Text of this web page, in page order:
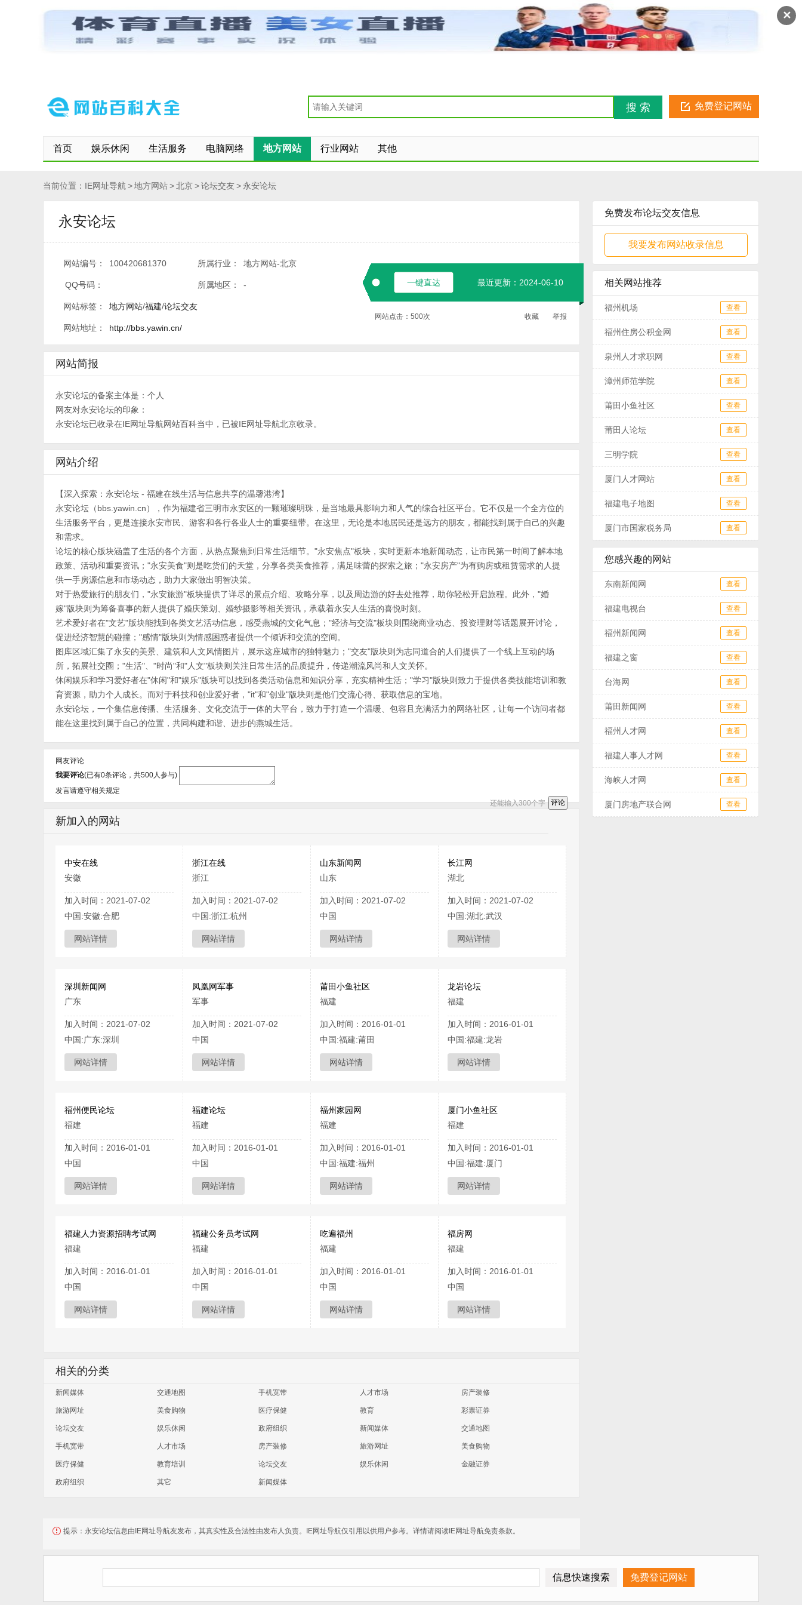
✕
网站首页 保存到桌面 快速登记网站 修改/删除信息 注册 登录 金币俱乐部
免费登记网站
搜 索
首页 娱乐休闲 生活服务 电脑网络 地方网站 行业网站 其他
当前位置： IE网址导航 >地方网站>北京>论坛交友> 永安论坛
永安论坛
网站编号： 100420681370 所属行业： 地方网站-北京
QQ号码： 所属地区： -
网站标签： 地方网站/福建/论坛交友
网站地址： http://bbs.yawin.cn/
一键直达 最近更新：2024-06-10
网站点击： 500次 收藏 举报
网站简报
永安论坛的备案主体是：个人
网友对永安论坛的印象：
永安论坛已收录在IE网址导航网站百科当中，已被IE网址导航北京收录。
网站介绍
【深入探索：永安论坛 - 福建在线生活与信息共享的温馨港湾】
永安论坛（bbs.yawin.cn），作为福建省三明市永安区的一颗璀璨明珠，是当地最具影响力和人气的综合社区平台。它不仅是一个全方位的
生活服务平台，更是连接永安市民、游客和各行各业人士的重要纽带。在这里，无论是本地居民还是远方的朋友，都能找到属于自己的兴趣
和需求。
论坛的核心版块涵盖了生活的各个方面，从热点聚焦到日常生活细节。"永安焦点"板块，实时更新本地新闻动态，让市民第一时间了解本地
政策、活动和重要资讯；"永安美食"则是吃货们的天堂，分享各类美食推荐，满足味蕾的探索之旅；"永安房产"为有购房或租赁需求的人提
供一手房源信息和市场动态，助力大家做出明智决策。
对于热爱旅行的朋友们，"永安旅游"板块提供了详尽的景点介绍、攻略分享，以及周边游的好去处推荐，助你轻松开启旅程。此外，"婚
嫁"版块则为筹备喜事的新人提供了婚庆策划、婚纱摄影等相关资讯，承载着永安人生活的喜悦时刻。
艺术爱好者在"文艺"版块能找到各类文艺活动信息，感受燕城的文化气息；"经济与交流"板块则围绕商业动态、投资理财等话题展开讨论，
促进经济智慧的碰撞；"感情"版块则为情感困惑者提供一个倾诉和交流的空间。
图库区域汇集了永安的美景、建筑和人文风情图片，展示这座城市的独特魅力；"交友"版块则为志同道合的人们提供了一个线上互动的场
所，拓展社交圈；"生活"、"时尚"和"人文"板块则关注日常生活的品质提升，传递潮流风尚和人文关怀。
休闲娱乐和学习爱好者在"休闲"和"娱乐"版块可以找到各类活动信息和知识分享，充实精神生活；"学习"版块则致力于提供各类技能培训和教
育资源，助力个人成长。而对于科技和创业爱好者，"it"和"创业"版块则是他们交流心得、获取信息的宝地。
永安论坛，一个集信息传播、生活服务、文化交流于一体的大平台，致力于打造一个温暖、包容且充满活力的网络社区，让每一个访问者都
能在这里找到属于自己的位置，共同构建和谐、进步的燕城生活。
网友评论
我要评论(已有0条评论，共500人参与)
发言请遵守相关规定
还能输入300个字
新加入的网站
中安在线
安徽
加入时间：2021-07-02
中国:安徽:合肥
网站详情
浙江在线
浙江
加入时间：2021-07-02
中国:浙江:杭州
网站详情
山东新闻网
山东
加入时间：2021-07-02
中国
网站详情
长江网
湖北
加入时间：2021-07-02
中国:湖北:武汉
网站详情
深圳新闻网
广东
加入时间：2021-07-02
中国:广东:深圳
网站详情
凤凰网军事
军事
加入时间：2021-07-02
中国
网站详情
莆田小鱼社区
福建
加入时间：2016-01-01
中国:福建:莆田
网站详情
龙岩论坛
福建
加入时间：2016-01-01
中国:福建:龙岩
网站详情
福州便民论坛
福建
加入时间：2016-01-01
中国
网站详情
福建论坛
福建
加入时间：2016-01-01
中国
网站详情
福州家园网
福建
加入时间：2016-01-01
中国:福建:福州
网站详情
厦门小鱼社区
福建
加入时间：2016-01-01
中国:福建:厦门
网站详情
福建人力资源招聘考试网
福建
加入时间：2016-01-01
中国
网站详情
福建公务员考试网
福建
加入时间：2016-01-01
中国
网站详情
吃遍福州
福建
加入时间：2016-01-01
中国
网站详情
福房网
福建
加入时间：2016-01-01
中国
网站详情
相关的分类
新闻媒体 交通地图 手机宽带 人才市场 房产装修
旅游网址 美食购物 医疗保健 教育 彩票证券
论坛交友 娱乐休闲 政府组织 新闻媒体 交通地图
手机宽带 人才市场 房产装修 旅游网址 美食购物
医疗保健 教育培训 论坛交友 娱乐休闲 金融证券
政府组织 其它 新闻媒体
提示： 永安论坛信息由IE网址导航友发布，其真实性及合法性由发布人负责。IE网址导航仅引用以供用户参考。详情请阅读IE网址导航免责条款。
免费发布论坛交友信息
我要发布网站收录信息
相关网站推荐
福州机场 查看
福州住房公积金网 查看
泉州人才求职网 查看
漳州师范学院 查看
莆田小鱼社区 查看
莆田人论坛 查看
三明学院 查看
厦门人才网站 查看
福建电子地图 查看
厦门市国家税务局 查看
您感兴趣的网站
东南新闻网 查看
福建电视台 查看
福州新闻网 查看
福建之窗 查看
台海网 查看
莆田新闻网 查看
福州人才网 查看
福建人事人才网 查看
海峡人才网 查看
厦门房地产联合网 查看